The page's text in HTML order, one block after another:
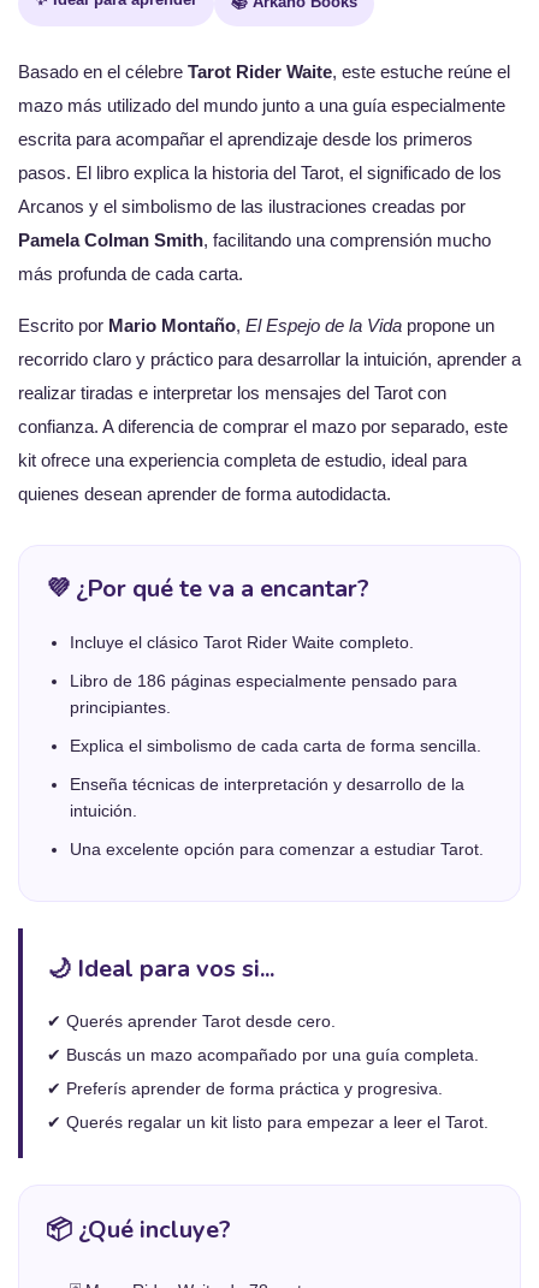
Basado en el célebre Tarot Rider Waite, este estuche reúne el
mazo más utilizado del mundo junto a una guía especialmente
escrita para acompañar el aprendizaje desde los primeros
pasos. El libro explica la historia del Tarot, el significado de los
Arcanos y el simbolismo de las ilustraciones creadas por
Pamela Colman Smith, facilitando una comprensión mucho
más profunda de cada carta.
Escrito por Mario Montaño, El Espejo de la Vida propone un
recorrido claro y práctico para desarrollar la intuición, aprender a
realizar tiradas e interpretar los mensajes del Tarot con
confianza. A diferencia de comprar el mazo por separado, este
kit ofrece una experiencia completa de estudio, ideal para
quienes desean aprender de forma autodidacta.
💜 ¿Por qué te va a encantar?
Incluye el clásico Tarot Rider Waite completo.
Libro de 186 páginas especialmente pensado para
principiantes.
Explica el simbolismo de cada carta de forma sencilla.
Enseña técnicas de interpretación y desarrollo de la
intuición.
Una excelente opción para comenzar a estudiar Tarot.
🌙 Ideal para vos si...
✔ Querés aprender Tarot desde cero.
✔ Buscás un mazo acompañado por una guía completa.
✔ Preferís aprender de forma práctica y progresiva.
✔ Querés regalar un kit listo para empezar a leer el Tarot.
📦 ¿Qué incluye?